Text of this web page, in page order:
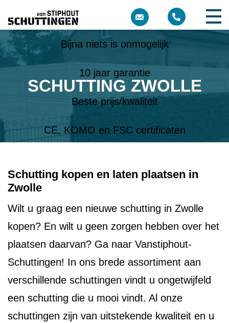
SCHUTTING ZWOLLE
Meer dan 10 jaar ervaring
Bijna niets is onmogelijk
10 jaar garantie
Beste prijs/kwaliteit
CE, KOMO en FSC certificaten
Schutting kopen en laten plaatsen in
Zwolle
Wilt u graag een nieuwe schutting in Zwolle
kopen? En wilt u geen zorgen hebben over het
plaatsen daarvan? Ga naar Vanstiphout-
Schuttingen! In ons brede assortiment aan
verschillende schuttingen vindt u ongetwijfeld
een schutting die u mooi vindt. Al onze
schuttingen zijn van uitstekende kwaliteit en u